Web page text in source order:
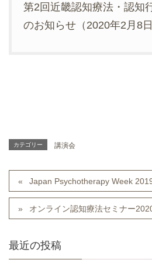
第2回近畿認知療法・認知
のお知らせ（2020年2月8日
カテゴリー 講演会
Japan Psychotherapy Week
オンライン認知療法セミナー
最近の投稿